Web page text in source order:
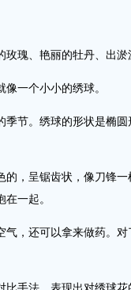
、艳丽的牡丹、出淤
一个小小的绣球。
。绣球的形状是椭圆
呈锯齿状，像刀锋一
一起。
，还可以拿来做药。